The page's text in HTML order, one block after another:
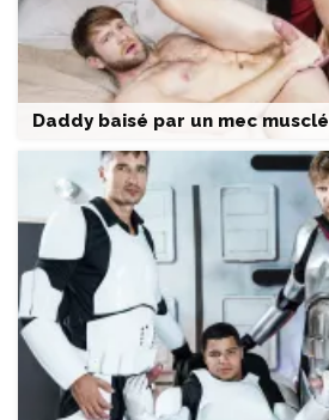
Daddy baisé par un mec musclé